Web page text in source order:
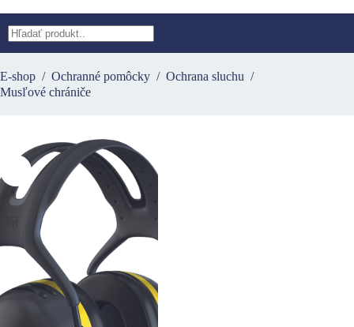
E-shop / Ochranné pomôcky / Ochrana sluchu /
Musľové chrániče